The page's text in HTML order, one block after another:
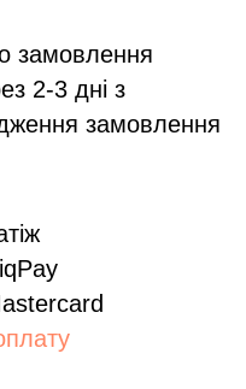
замовлення
2-3 дні з
замовлення